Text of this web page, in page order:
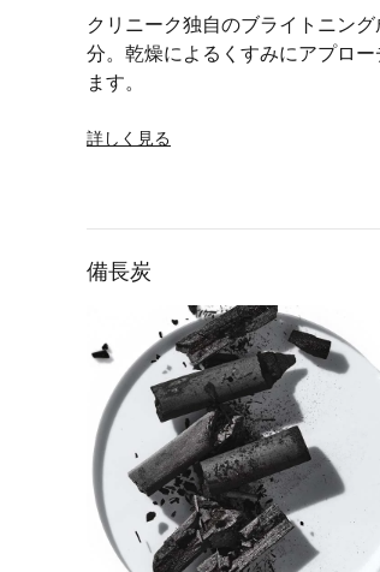
クリニーク独自のブライトニング
分。乾燥によるくすみにアプロー
ます。
詳しく見る
備長炭